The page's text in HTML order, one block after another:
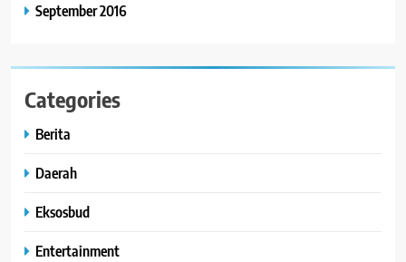
September 2016
Categories
Berita
Daerah
Eksosbud
Entertainment